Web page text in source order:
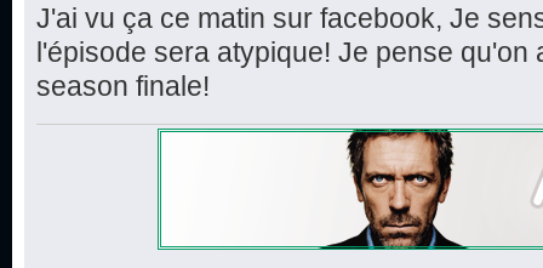
J'ai vu ça ce matin sur facebook, Je
l'épisode sera atypique! Je pense qu'on
season finale!